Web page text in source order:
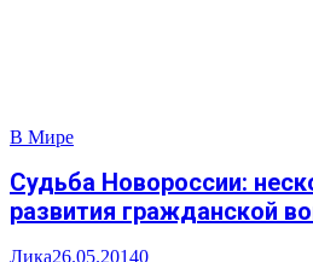
В Мире
Судьба Новороссии:
развития гражданской
Лика26.05.20140